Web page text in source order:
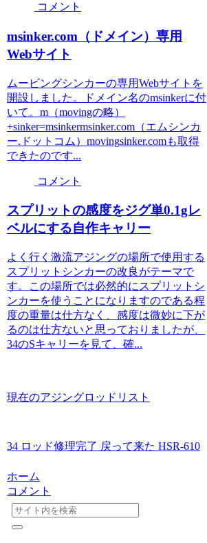
コメント
msinker.com（ドメイン）専用
Webサイト
ムービングシンカーの専用Webサイトを
開設しました。ドメイン名のmsinkerに付
いて。m（movingの略）
+sinker=msinkermsinker.com（エムシンカ
ー.ドットコム）movingsinker.comも取得
できたのです...
コメント
スプリットの感度をジグ単0.1gレ
ベルにする自作キャリー
よく行く激流アジングの場所で使用する
スプリットシンカーの改良がテーマで
す。この場所では必然的にスプリットシ
ンカーを使うことになりますのである程
度の重量は仕方なく、感度は微妙に下が
るのは仕方ないと思っておりましたが、
34のSキャリーを見て、確...
現在のアジングロッドリスト
34 ロッド修理完了 戻って来た HSR-610
ホーム
コメント